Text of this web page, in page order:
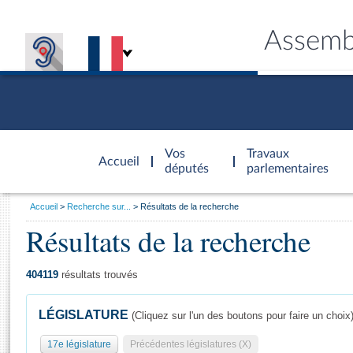
Accueil
d'accueil
Vos
députés
Travaux
parlementaires
Général
Vous
Accueil Recherche sur... Résultats de la recherche
Résultats de la recherche
404119 résultats trouvés
LÉGISLATURE (Cliquez sur l'un des boutons pour faire un choix)
17e législature Précédentes législatures (X)